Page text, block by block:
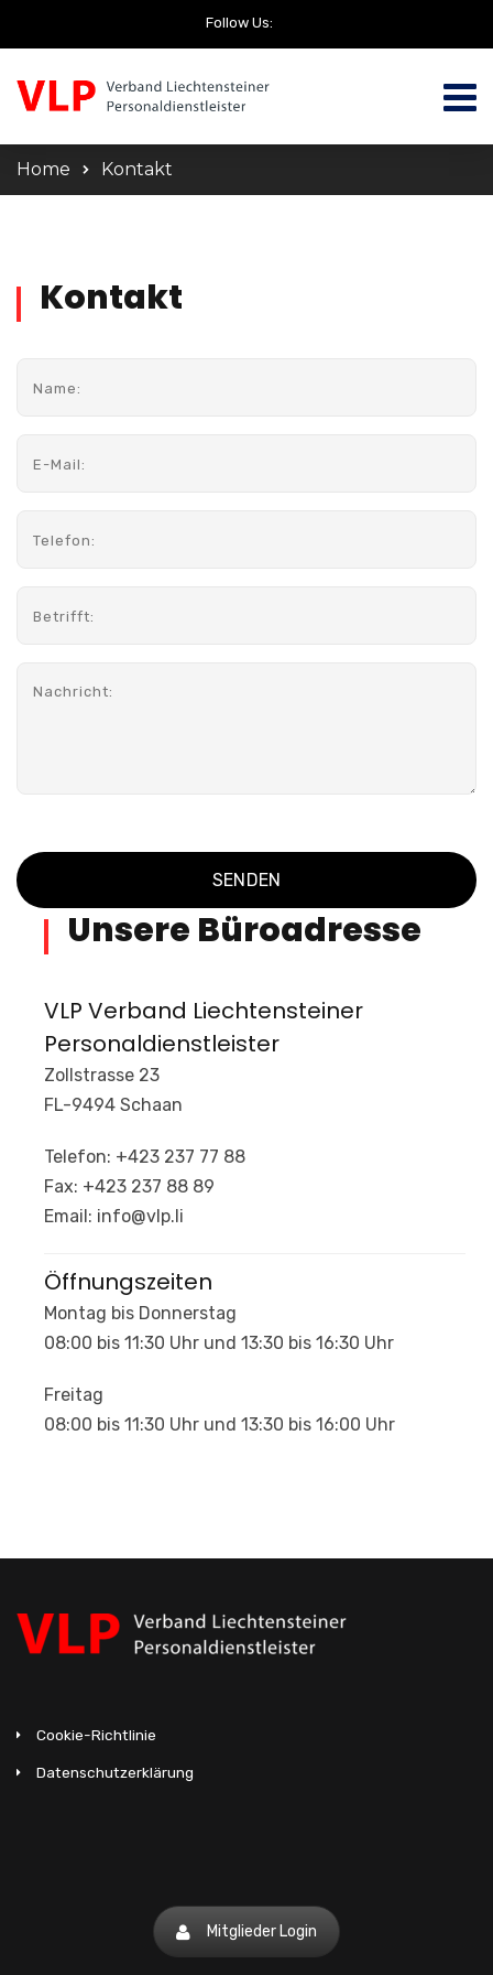
Follow Us:
Home Kontakt
Kontakt
Unsere Büroadresse
VLP Verband Liechtensteiner
Personaldienstleister
Zollstrasse 23
FL-9494 Schaan
Telefon: +423 237 77 88
Fax: +423 237 88 89
Email: info@vlp.li
Öffnungszeiten
Montag bis Donnerstag
08:00 bis 11:30 Uhr und 13:30 bis 16:30 Uhr
Freitag
08:00 bis 11:30 Uhr und 13:30 bis 16:00 Uhr
Cookie-Richtlinie
Datenschutzerklärung
Mitglieder Login